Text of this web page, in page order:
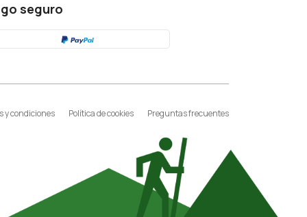
seguro
y condiciones Política de cookies Preguntas frecuentes